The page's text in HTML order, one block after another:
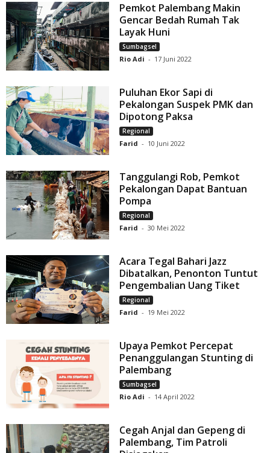
Pemkot Palembang Makin
Gencar Bedah Rumah Tak
Layak Huni
Sumbagsel
Rio Adi - 17 Juni 2022
Puluhan Ekor Sapi di
Pekalongan Suspek PMK dan
Dipotong Paksa
Regional
Farid - 10 Juni 2022
Tanggulangi Rob, Pemkot
Pekalongan Dapat Bantuan
Pompa
Regional
Farid - 30 Mei 2022
Acara Tegal Bahari Jazz
Dibatalkan, Penonton Tuntut
Pengembalian Uang Tiket
Regional
Farid - 19 Mei 2022
Upaya Pemkot Percepat
Penanggulangan Stunting di
Palembang
Sumbagsel
Rio Adi - 14 April 2022
Cegah Anjal dan Gepeng di
Palembang, Tim Patroli